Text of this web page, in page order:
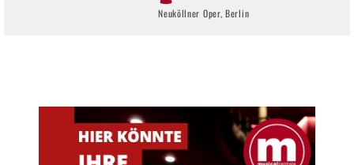
Neuköllner Oper, Berlin